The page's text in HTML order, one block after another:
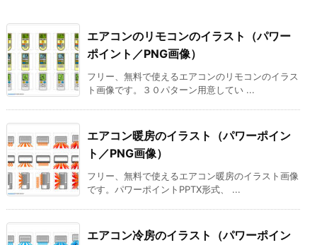
エアコンのリモコンのイラスト（パワー
ポイント／PNG画像）
フリー、無料で使えるエアコンのリモコンのイラス
ト画像です。３０パターン用意してい ...
エアコン暖房のイラスト（パワーポイン
ト／PNG画像）
フリー、無料で使えるエアコン暖房のイラスト画像
です。パワーポイントPPTX形式、 ...
エアコン冷房のイラスト（パワーポイン